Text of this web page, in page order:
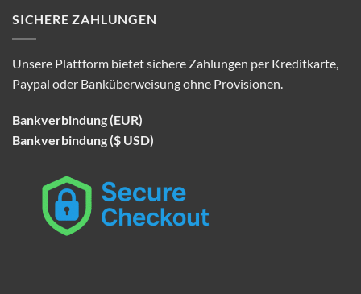
SICHERE ZAHLUNGEN
Unsere Plattform bietet sichere Zahlungen per Kreditkarte,
Paypal oder Banküberweisung ohne Provisionen.
Bankverbindung (EUR)
Bankverbindung ($ USD)